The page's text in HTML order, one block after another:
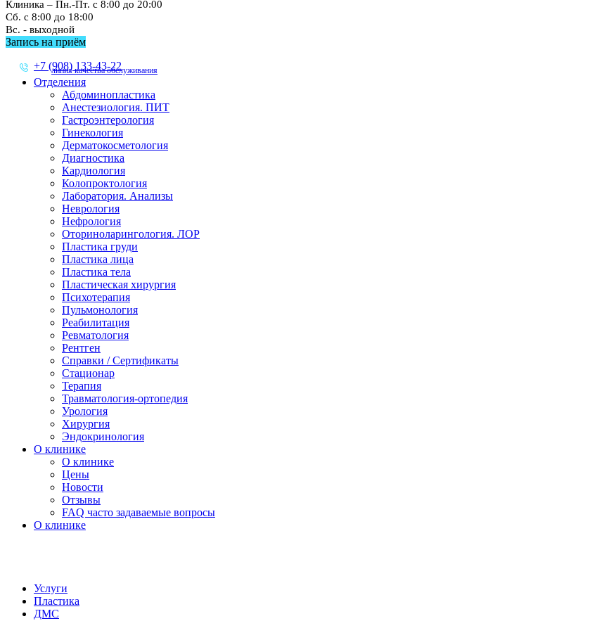
Клиника – Пн.-Пт. с 8:00 до 20:00
Сб. с 8:00 до 18:00
Вс. - выходной
Запись на приём
+7 (908) 133-43-22
линия качества обслуживания
Отделения
Абдоминопластика
Анестезиология. ПИТ
Гастроэнтерология
Гинекология
Дерматокосметология
Диагностика
Кардиология
Колопроктология
Лаборатория. Анализы
Неврология
Нефрология
Оториноларингология. ЛОР
Пластика груди
Пластика лица
Пластика тела
Пластическая хирургия
Психотерапия
Пульмонология
Реабилитация
Ревматология
Рентген
Справки / Сертификаты
Стационар
Терапия
Травматология-ортопедия
Урология
Хирургия
Эндокринология
О клинике
О клинике
Цены
Новости
Отзывы
FAQ часто задаваемые вопросы
О клинике
Услуги
Пластика
ДМС